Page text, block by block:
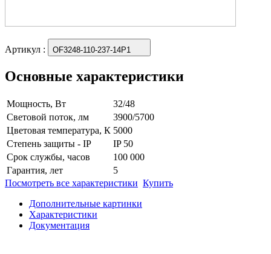
Артикул : OF3248-110-237-14P1
Основные характеристики
Мощность, Вт
32/48
Световой поток, лм
3900/5700
Цветовая температура, К 5000
Степень защиты - IP
IP 50
Срок службы, часов
100 000
Гарантия, лет
5
Посмотреть все характеристики Купить
Дополнительные картинки
Характеристики
Документация